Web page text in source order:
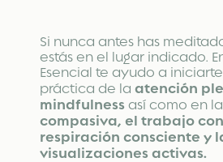
Si nunca antes has
estás en el lugar indicado.
Esencial te ayudo a
práctica de la atención
mindfulness así como en la
compasiva, el trabajo
respiración consciente y
visualizaciones activas.